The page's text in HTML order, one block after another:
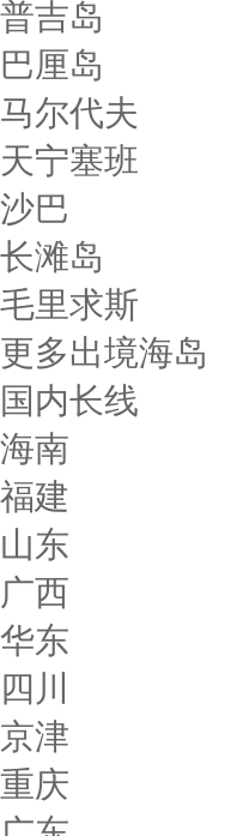
普吉岛
巴厘岛
马尔代夫
天宁塞班
沙巴
长滩岛
毛里求斯
更多出境海岛
国内长线
海南
福建
山东
广西
华东
四川
京津
重庆